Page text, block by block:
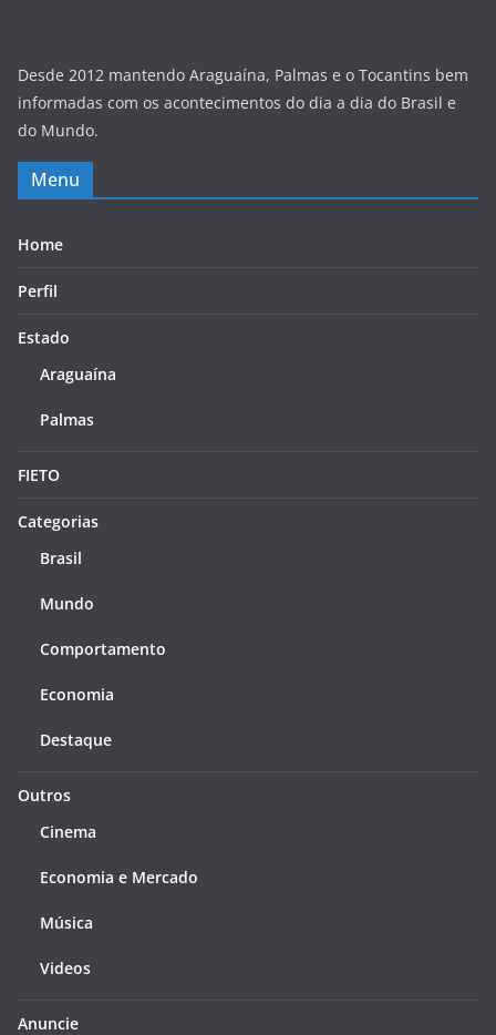
Desde 2012 mantendo Araguaína, Palmas e o Tocantins bem
informadas com os acontecimentos do dia a dia do Brasil e
do Mundo.
Menu
Home
Perfil
Estado
Araguaína
Palmas
FIETO
Categorias
Brasil
Mundo
Comportamento
Economia
Destaque
Outros
Cinema
Economia e Mercado
Música
Videos
Anuncie